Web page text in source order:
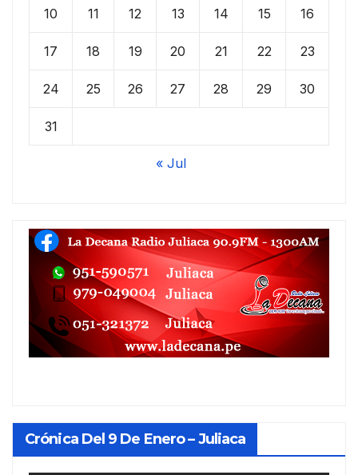
10 11 12 13 14 15 16
17 18 19 20 21 22 23
24 25 26 27 28 29 30
31
« Jul
Crónica Del 9 De Enero – Juliaca